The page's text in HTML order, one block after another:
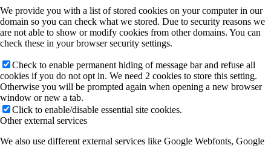
We provide you with a list of stored cookies on your computer in our
domain so you can check what we stored. Due to security reasons we
are not able to show or modify cookies from other domains. You can
check these in your browser security settings.
Check to enable permanent hiding of message bar and refuse all
cookies if you do not opt in. We need 2 cookies to store this setting.
Otherwise you will be prompted again when opening a new browser
window or new a tab.
Click to enable/disable essential site cookies.
Other external services
We also use different external services like Google Webfonts, Google